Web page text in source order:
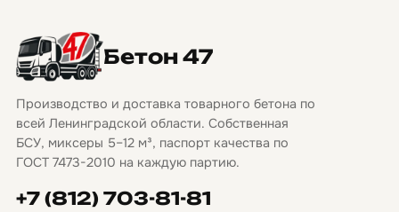
Бетон 47
Производство и доставка товарного бетона по
всей Ленинградской области. Собственная
БСУ, миксеры 5–12 м³, паспорт качества по
ГОСТ 7473-2010 на каждую партию.
+7 (812) 703-81-81